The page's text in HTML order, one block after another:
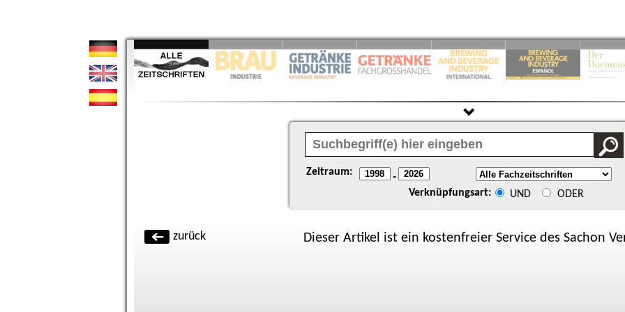
Zeitraum: -
Verknüpfungsart: UND ODER
zurück Dieser Artikel ist ein kostenfreier Service des Sachon